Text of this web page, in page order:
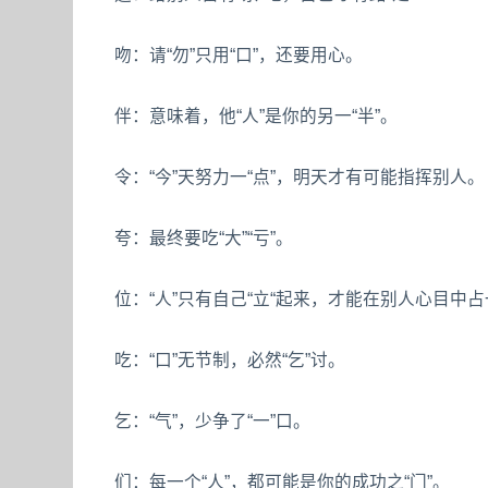
吻：请“勿”只用“口”，还要用心。
伴：意味着，他“人”是你的另一“半”。
令：“今”天努力一“点”，明天才有可能指挥别人。
夸：最终要吃“大”“亏”。
位：“人”只有自己“立“起来，才能在别人心目中占
吃：“口”无节制，必然“乞”讨。
乞：“气”，少争了“一”口。
们：每一个“人”，都可能是你的成功之“门”。